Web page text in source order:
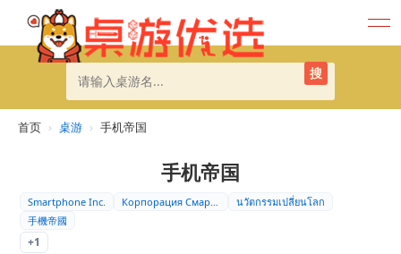
搜
首页 › 桌游 › 手机帝国
手机帝国
Smartphone Inc. Корпорация Смартфо…
นวัตกรรมเปลี่ยนโลก
手機帝國
+1